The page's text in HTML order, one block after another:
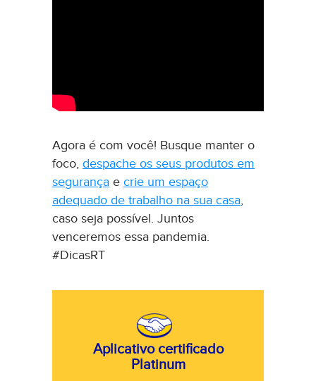
Agora é com você! Busque manter o
foco, despache os seus produtos em
segurança e crie um espaço
adequado de trabalho na sua casa,
caso seja possível. Juntos
venceremos essa pandemia.
#DicasRT
Aplicativo certificado
Platinum